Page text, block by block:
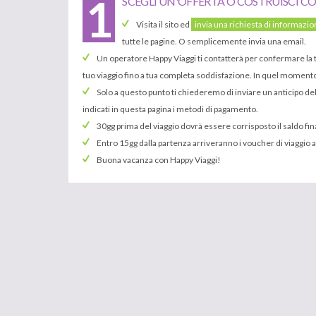
1 Visita il sito ed invia una richiesta di
tutte le pagine. O semplicemente invia una email.
Un operatore Happy Viaggi ti contatterà per confermare
tuo viaggio fino a tua completa soddisfazione. In quel
Solo a questo punto ti chiederemo di inviare un anticipo
indicati in questa pagina i metodi di pagamento.
30gg prima del viaggio dovrà essere corrisposto il saldo
Entro 15gg dalla partenza arriveranno i voucher di viaggio
Buona vacanza con Happy Viaggi!